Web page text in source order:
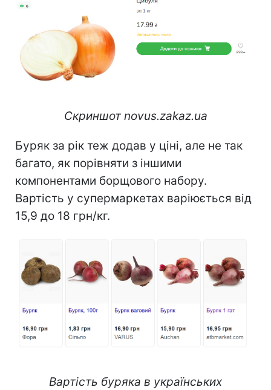
Скриншот novus.zakaz.ua
Буряк за рік теж додав у ціні, але не так
багато, як порівняти з іншими
компонентами борщового набору.
Вартість у супермаркетах варіюється від
15,9 до 18 грн/кг.
Вартість буряка в українських